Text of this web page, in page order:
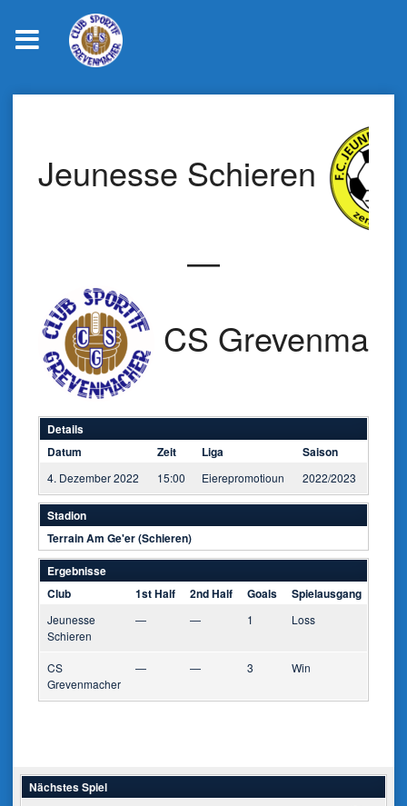
Jeunesse Schieren
—
CS
Details
Datum
Zeit Liga Saison
4. Dezember 2022 15:00 Eierepromotioun 2022/2023
Stadion
Terrain Am Ge'er (Schieren)
Ergebnisse
Club
1st Half 2nd Half Goals Spielausgang
Jeunesse
Schieren
— — 1 Loss
CS
Grevenmacher
— — 3 Win
Nächstes Spiel